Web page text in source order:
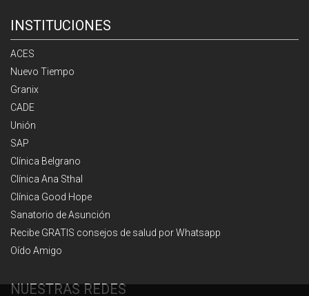
INSTITUCIONES
ACES
Nuevo Tiempo
Granix
CADE
Unión
SAP
Clínica Belgrano
Clínica Ana Sthal
Clínica Good Hope
Sanatorio de Asunción
Recibe GRATIS consejos de salud por Whatsapp
Oído Amigo
NUESTRAS REDES